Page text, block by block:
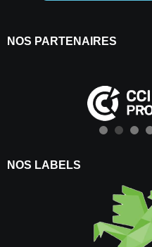
NOS PARTENAIRES
NOS LABELS